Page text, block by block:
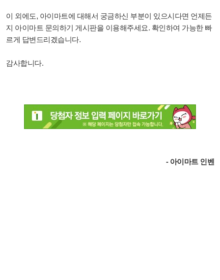
이 외에도, 아이마트에 대해서 궁금하신 부분이 있으시다면 언제든
지 아이마트 문의하기 게시판을 이용해주세요. 확인하여 가능한 빠
르게 답변드리겠습니다.
감사합니다.
- 아이마트 인벤